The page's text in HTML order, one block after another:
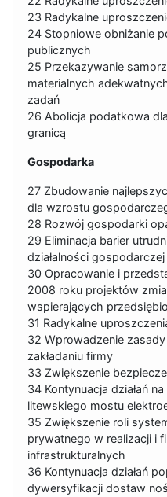
23 Radykalne
24 Stopniowe obniżanie
publicznych
25 Przekazywanie
materialnych
zadań
26 Abolicja podatkowa
granicą
Gospodarka
27 Zbudowanie
dla wzrostu
28 Rozwój gospodarki
29 Eliminacja barier
działalności gospodarczej
30 Opracowanie i
2008 roku projektów
wspierających
31 Radykalne
32 Wprowadzenie
zakładaniu firmy
33 Zwiększenie
34 Kontynuacja działań
litewskiego mostu
35 Zwiększenie roli
prywatnego w realizacji i
infrastrukturalnych
36 Kontynuacja działań
dywersyfikacji dostaw